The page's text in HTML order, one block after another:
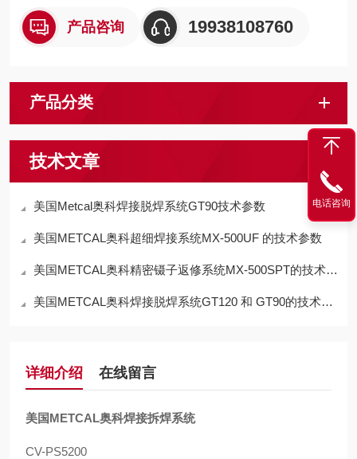
产品咨询 19938108760
产品分类
技术文章
美国Metcal奥科焊接脱焊系统GT90技术参数
美国METCAL奥科超细焊接系统MX-500UF 的技术参数
美国METCAL奥科精密镊子返修系统MX-500SPT的技术参数
美国METCAL奥科焊接脱焊系统GT120 和 GT90的技术参数
详细介绍 在线留言
美国METCAL奥科焊接拆焊系统
CV-PS5200
电话咨询